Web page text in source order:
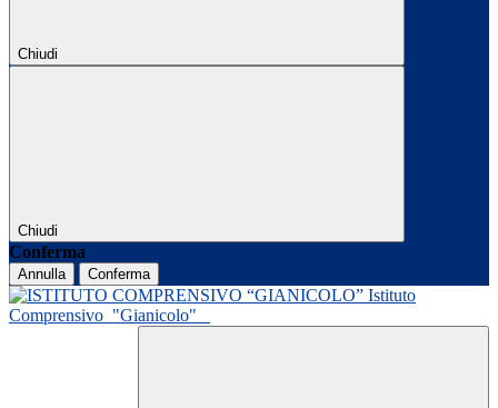
Chiudi
Chiudi
Conferma
Annulla Conferma
Istituto
Comprensivo "Gianicolo"